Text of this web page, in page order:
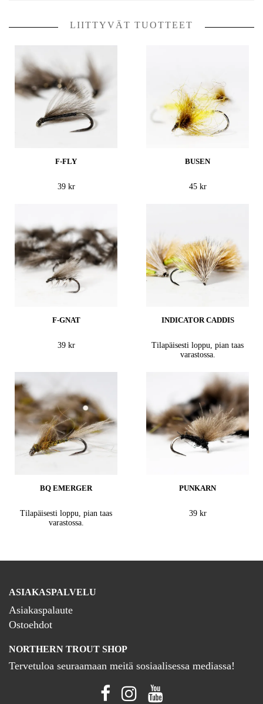
LIITTYVÄT TUOTTEET
F-FLY
39 kr
BUSEN
45 kr
F-GNAT
39 kr
INDICATOR CADDIS
Tilapäisesti loppu, pian taas
varastossa.
BQ EMERGER
Tilapäisesti loppu, pian taas
varastossa.
PUNKARN
39 kr
ASIAKASPALVELU
Asiakaspalaute
Ostoehdot
NORTHERN TROUT SHOP
Tervetuloa seuraamaan meitä sosiaalisessa mediassa!